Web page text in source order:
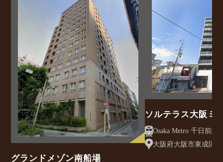
グランドメゾン南船場
ソルテラス大阪ミ
クレアスト
大阪府大阪市東成区